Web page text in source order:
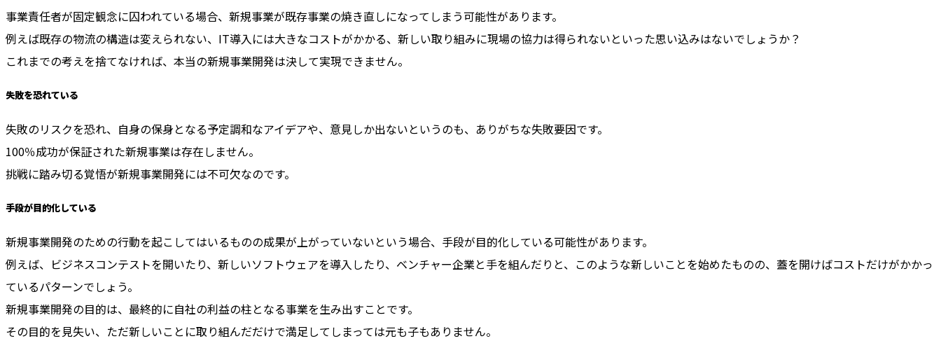
事業責任者が固定観念に囚われている場合、新規事業が既存事業の焼き直しになってしまう可能性があります。
例えば既存の物流の構造は変えられない、IT導入には大きなコストがかかる、新しい取り組みに現場の協力は得られないといった思い込みはないでしょうか？
これまでの考えを捨てなければ、本当の新規事業開発は決して実現できません。
失敗を恐れている
失敗のリスクを恐れ、自身の保身となる予定調和なアイデアや、意見しか出ないというのも、ありがちな失敗要因です。
100％成功が保証された新規事業は存在しません。
挑戦に踏み切る覚悟が新規事業開発には不可欠なのです。
手段が目的化している
新規事業開発のための行動を起こしてはいるものの成果が上がっていないという場合、手段が目的化している可能性があります。
例えば、ビジネスコンテストを開いたり、新しいソフトウェアを導入したり、ベンチャー企業と手を組んだりと、このような新しいことを始めたものの、蓋を開けばコストだけがかかっ
ているパターンでしょう。
新規事業開発の目的は、最終的に自社の利益の柱となる事業を生み出すことです。
その目的を見失い、ただ新しいことに取り組んだだけで満足してしまっては元も子もありません。